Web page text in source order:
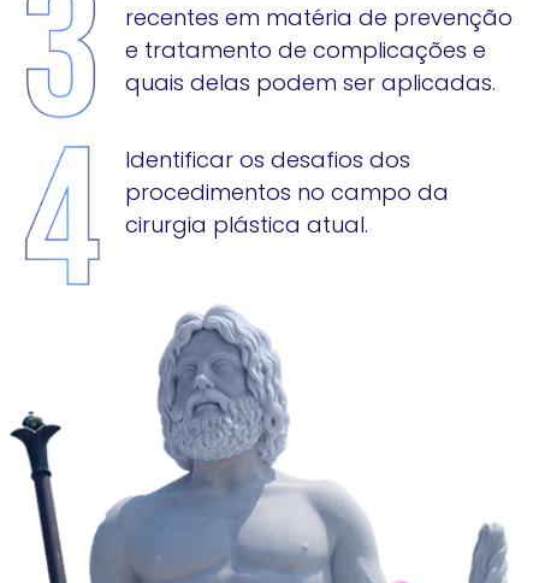
recentes em matéria de prevenção
e tratamento de complicações e
quais delas podem ser aplicadas.
Identificar os desafios dos
procedimentos no campo da
cirurgia plástica atual.